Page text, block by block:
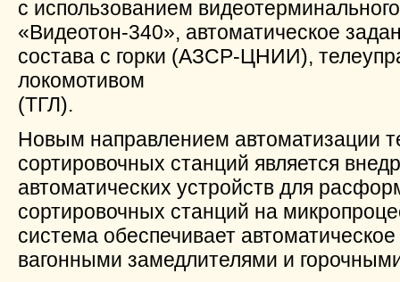
с использованием
«Видеотон-340», автоматическое
состава с горки (АЗСР-ЦНИИ),
локомотивом
(ТГЛ).
Новым направлением автоматизации
сортировочных станций является
автоматических устройств для
сортировочных станций на
система обеспечивает
вагонными замедлителями и